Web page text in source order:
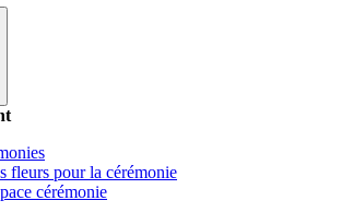
fleurs pour la cérémonie
cérémonie